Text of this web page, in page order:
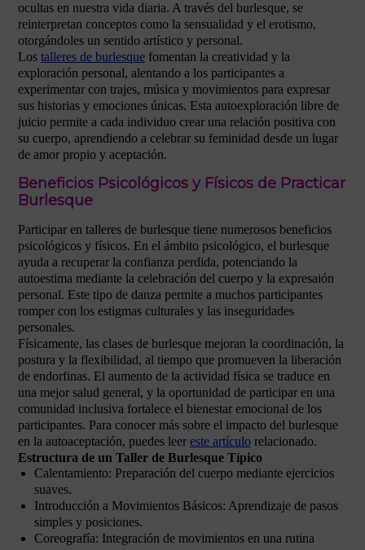
ocultas en nuestra vida diaria. A través del burlesque, se
reinterpretan conceptos como la sensualidad y el erotismo,
otorgándoles un sentido artístico y personal.
Los talleres de burlesque fomentan la creatividad y la
exploración personal, alentando a los participantes a
experimentar con trajes, música y movimientos para expresar
sus historias y emociones únicas. Esta autoexploración libre de
juicio permite a cada individuo crear una relación positiva con
su cuerpo, aprendiendo a celebrar su feminidad desde un lugar
de amor propio y aceptación.
Beneficios Psicológicos y Físicos de Practicar
Burlesque
Participar en talleres de burlesque tiene numerosos beneficios
psicológicos y físicos. En el ámbito psicológico, el burlesque
ayuda a recuperar la confianza perdida, potenciando la
autoestima mediante la celebración del cuerpo y la expresaión
personal. Este tipo de danza permite a muchos participantes
romper con los estigmas culturales y las inseguridades
personales.
Físicamente, las clases de burlesque mejoran la coordinación, la
postura y la flexibilidad, al tiempo que promueven la liberación
de endorfinas. El aumento de la actividad física se traduce en
una mejor salud general, y la oportunidad de participar en una
comunidad inclusiva fortalece el bienestar emocional de los
participantes. Para conocer más sobre el impacto del burlesque
en la autoaceptación, puedes leer este artículo relacionado.
Estructura de un Taller de Burlesque Típico
Calentamiento: Preparación del cuerpo mediante ejercicios
suaves.
Introducción a Movimientos Básicos: Aprendizaje de pasos
simples y posiciones.
Coreografía: Integración de movimientos en una rutina